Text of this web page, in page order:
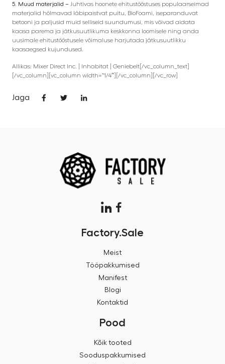
5. Muud materjalid – Juhtivas hoonete ehitustööstuses populaarseimad
materjalid hõlmavad läbipaistvat puitu, BioFoami, iseparanduvat
betooni ja paljusid muid selliseid suundumusi, mis võivad aidata
kaasa parema ja jätkusuutlikuma keskkonna loomisele ning anda
uusimale ehitustööstusele võimaluse harjutada jätkusuutlikku
kaasaegsed kujundused.
Allikas: Mixer Direct Inc. | Inhabitat | Geniebelt[/vc_column_text]
[/vc_column][vc_column width=”1/4″][/vc_column][/vc_row]
Jaga
Factory.Sale
Meist
Tööpakkumised
Manifest
Blogi
Kontaktid
Pood
Kõik tooted
Sooduspakkumised